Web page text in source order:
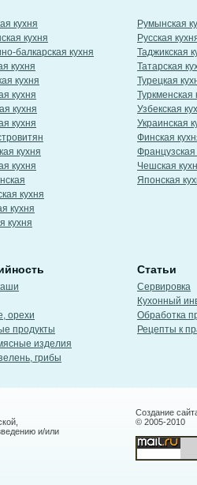
кухня
кухня
балкарская кухня
кухня
кухня
кухня
кухня
кухня
кухня
кухня
кухня
кухня
кухня
Румынская
Русская
Таджикская
Татарская
Турецкая
Туркменская
Узбекская
Украинская
Финская
Французская
Чешская
Японская
орехи
продукты
изделия
грибы
Статьи
Сервировка
Кухонный
Обработка
Рецепты к
и/или
Создание
© 2005-2010